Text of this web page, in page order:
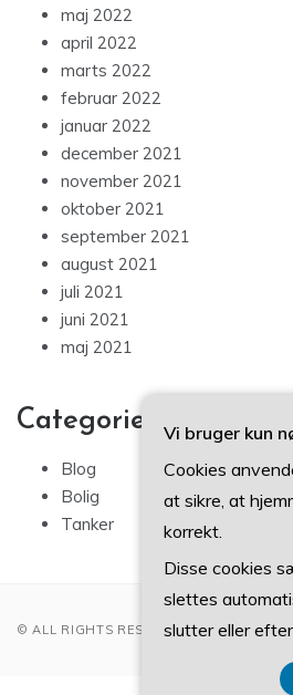
maj 2022
april 2022
marts 2022
februar 2022
januar 2022
december 2021
november 2021
oktober 2021
september 2021
august 2021
juli 2021
juni 2021
maj 2021
Categories
Blog
Bolig
Tanker
© ALL RIGHTS RESERVED 2022
Vi bruger kun
Cookies
at sikre, at
korrekt.
Disse cookies
slettes
slutter eller